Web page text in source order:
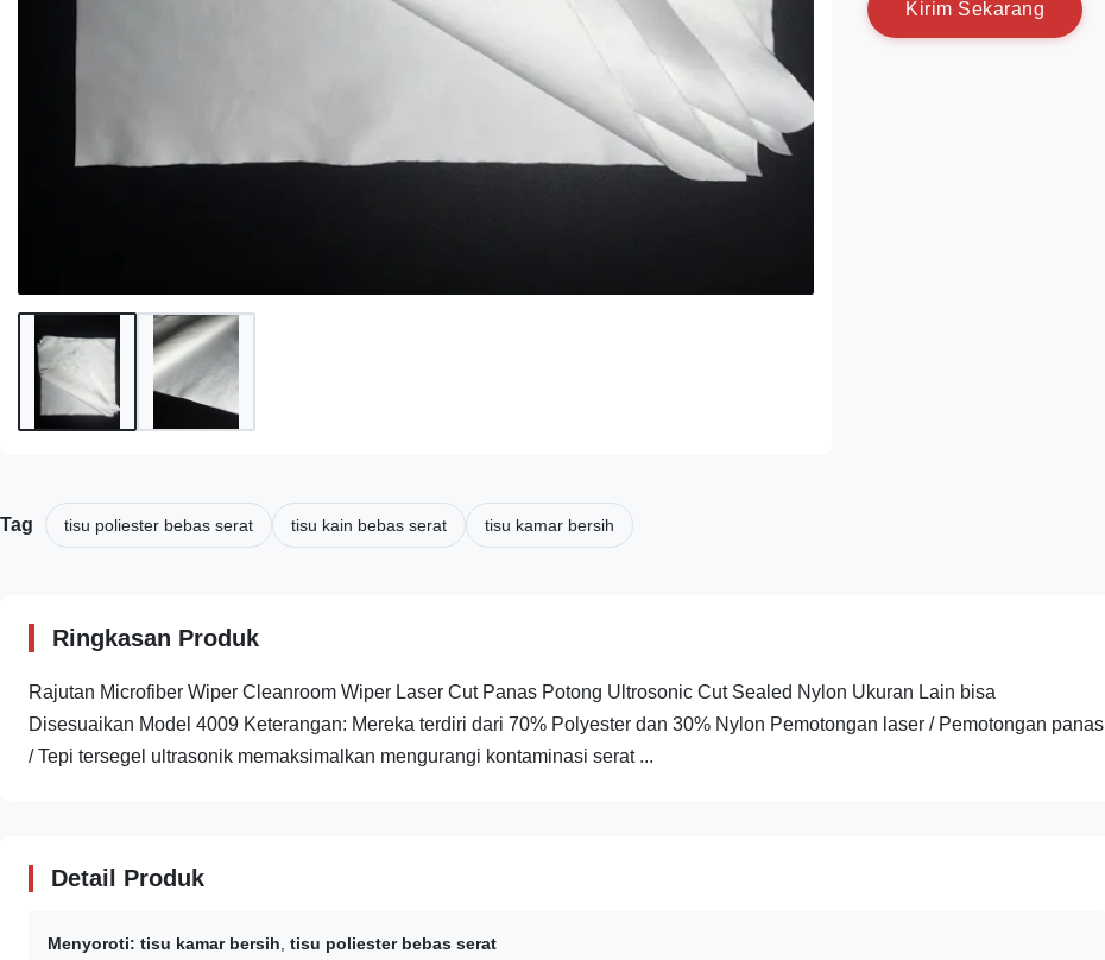
Kirim Sekarang
Tag tisu poliester bebas serat tisu kain bebas serat tisu kamar bersih
Ringkasan Produk
Rajutan Microfiber Wiper Cleanroom Wiper Laser Cut Panas Potong Ultrosonic Cut Sealed Nylon Ukuran Lain bisa
Disesuaikan Model 4009 Keterangan: Mereka terdiri dari 70% Polyester dan 30% Nylon Pemotongan laser / Pemotongan panas
/ Tepi tersegel ultrasonik memaksimalkan mengurangi kontaminasi serat ...
Detail Produk
Menyoroti: tisu kamar bersih, tisu poliester bebas serat